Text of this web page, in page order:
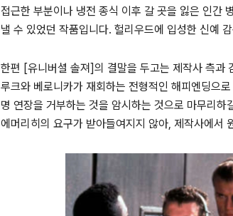
접근한 부분이나 냉전 종식 이후 갈 곳을 잃은 인간
낼 수 있었던 작품입니다. 헐리우드에 입성한 신예
한편 [유니버셜 솔져]의 결말을 두고는 제작사 측과
루크와 베로니카가 재회하는 전형적인 해피엔딩으
명 연장을 거부하는 것을 암시하는 것으로 마무리하
에머리히의 요구가 받아들여지지 않아, 제작사에서